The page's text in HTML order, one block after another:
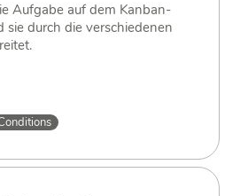
Aufgabe auf dem Kanban-
sie durch die verschiedenen